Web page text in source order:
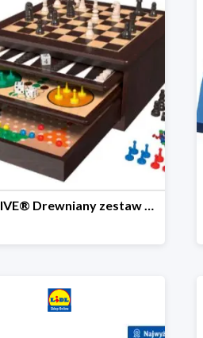
PLAYTIVE® Drewniany zestaw gier 10 w 1